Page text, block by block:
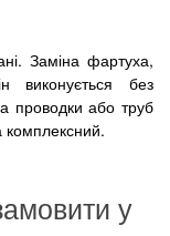
Заміна фартуха,
виконується без
проводки або труб
комплексний.
у